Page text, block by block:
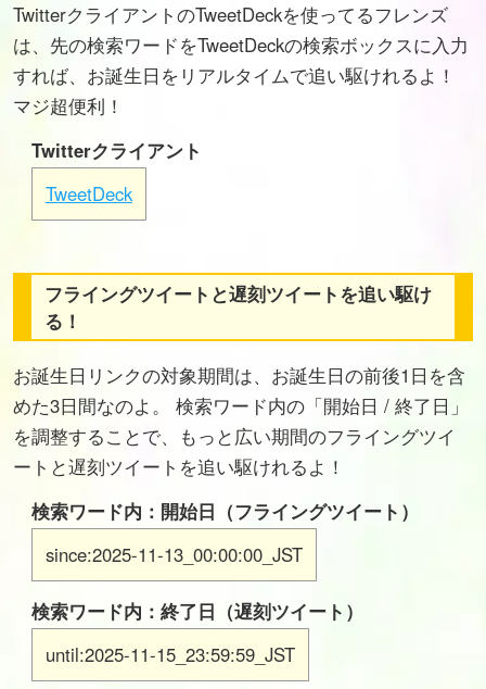
TwitterクライアントのTweetDeckを使ってるフレンズ
は、先の検索ワードをTweetDeckの検索ボックスに入力
すれば、お誕生日をリアルタイムで追い駆けれるよ！
マジ超便利！
Twitterクライアント
TweetDeck
フライングツイートと遅刻ツイートを追い駆け
る！
お誕生日リンクの対象期間は、お誕生日の前後1日を含
めた3日間なのよ。 検索ワード内の「開始日 / 終了日」
を調整することで、もっと広い期間のフライングツイ
ートと遅刻ツイートを追い駆けれるよ！
検索ワード内：開始日（フライングツイート）
since:2025-11-13_00:00:00_JST
検索ワード内：終了日（遅刻ツイート）
until:2025-11-15_23:59:59_JST